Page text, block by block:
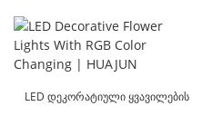
LED დეკორატიული ყვავილების